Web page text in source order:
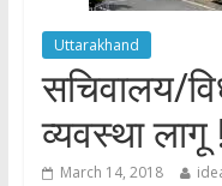
Uttarakhand
सचिवालय/
व्यवस्था लागू
March 14, 2018